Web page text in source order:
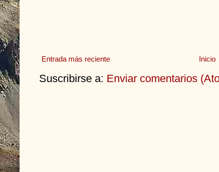
Entrada más reciente Inicio
Suscribirse a: Enviar comentarios